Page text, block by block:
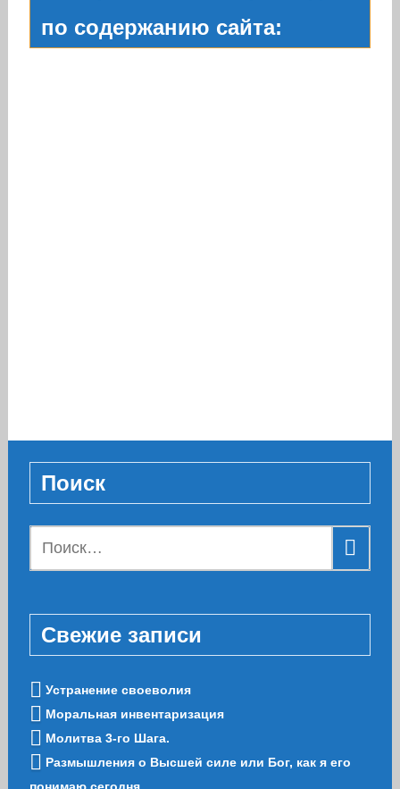
по содержанию сайта:
Поиск
Свежие записи
Устранение своеволия
Моральная инвентаризация
Молитва 3-го Шага.
Размышления о Высшей силе или Бог, как я его
понимаю сегодня.